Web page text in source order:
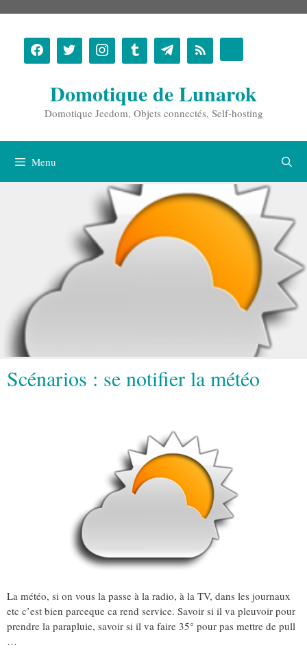
contenu
Domotique de Lunarok
Domotique Jeedom, Objets connectés, Self-hosting
Menu
Scénarios : se notifier la météo
La météo, si on vous la passe à la radio, à la TV, dans les journaux
etc c’est bien parceque ca rend service. Savoir si il va pleuvoir pour
prendre la parapluie, savoir si il va faire 35° pour pas mettre de pull
…